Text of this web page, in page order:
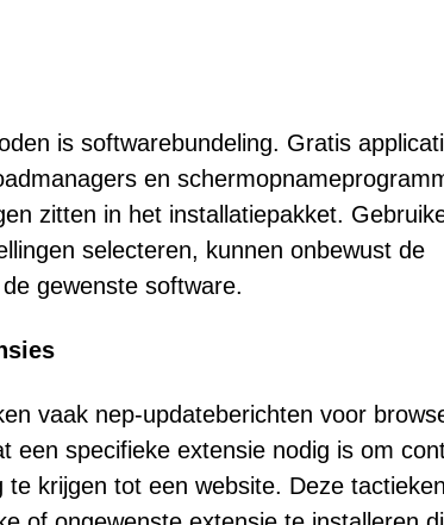
is softwarebundeling. Gratis
en
zitten in het installatiepakket.
selecteren, kunnen onbewust de
gewenste software.
vaak nep-updateberichten voor
een specifieke extensie nodig is om
krijgen tot een website. Deze tactieken